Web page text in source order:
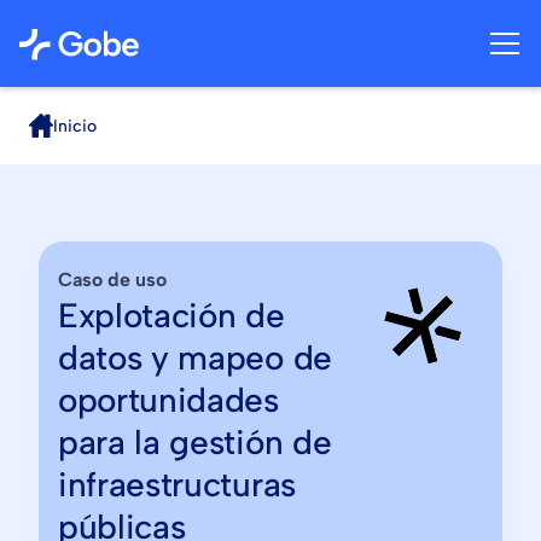
Inicio
Caso de uso
Explotación de
datos y mapeo de
oportunidades
para la gestión de
infraestructuras
públicas